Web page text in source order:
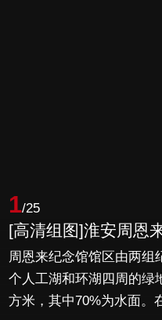
1/25
[高清组图]淮安周恩
周恩来纪念馆馆区由两组
个人工湖和环湖四周的绿
方米，其中70%为水面。